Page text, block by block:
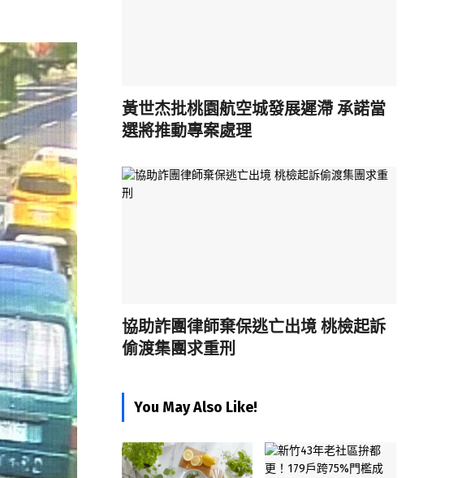
黃世杰批桃園航空城發展遲滯 承諾當
選將推動專案處理
協助詐團律師棄保逃亡出境 桃檢起訴
偷渡集團求重刑
You May Also Like!